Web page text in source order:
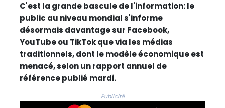
C'est la grande bascule de l'information: le
public au niveau mondial s'informe
désormais davantage sur Facebook,
YouTube ou TikTok que via les médias
traditionnels, dont le modèle économique est
menacé, selon un rapport annuel de
référence publié mardi.
Publicité